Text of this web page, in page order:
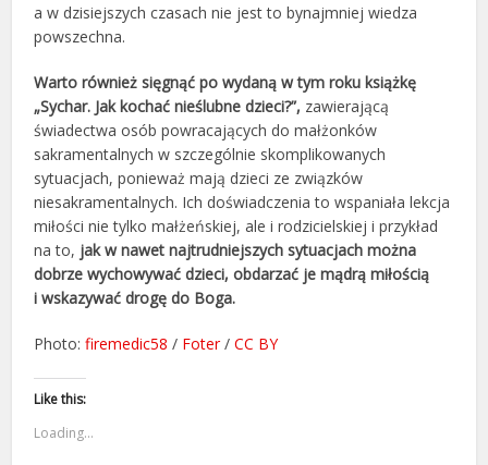
a w dzisiejszych czasach nie jest to bynajmniej wiedza
powszechna.
Warto również sięgnąć po wydaną w tym roku książkę
„Sychar. Jak kochać nieślubne dzieci?”, zawierającą
świadectwa osób powracających do małżonków
sakramentalnych w szczególnie skomplikowanych
sytuacjach, ponieważ mają dzieci ze związków
niesakramentalnych. Ich doświadczenia to wspaniała lekcja
miłości nie tylko małżeńskiej, ale i rodzicielskiej i przykład
na to, jak w nawet najtrudniejszych sytuacjach można
dobrze wychowywać dzieci, obdarzać je mądrą miłością
i wskazywać drogę do Boga.
Photo:firemedic58 / Foter/CC BY
Like this:
Loading...